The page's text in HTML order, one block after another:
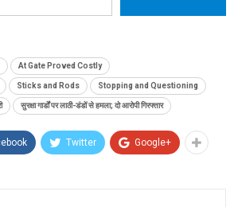
At Gate Proved Costly
Sticks and Rods Stopping and Questioning
सुरक्षा गार्डों पर लाठी-डंडों से हमला; दो आरोपी गिरफ्तार
Twitter Google+